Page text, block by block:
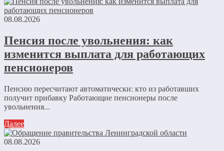
08.08.2026
Пенсия после увольнения: как
изменится выплата для работающих
пенсионеров
Пенсию пересчитают автоматически: кто из работавших
получит прибавку Работающие пенсионеры после
увольнения...
Далее
08.08.2026